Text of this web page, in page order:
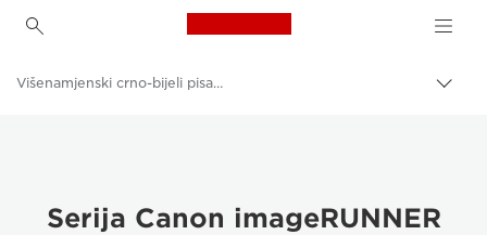
Canon Logo, back to
Poslovni proizvodi
Višenamjenski crno-bijeli pisači
Serija Canon imageRUNNER